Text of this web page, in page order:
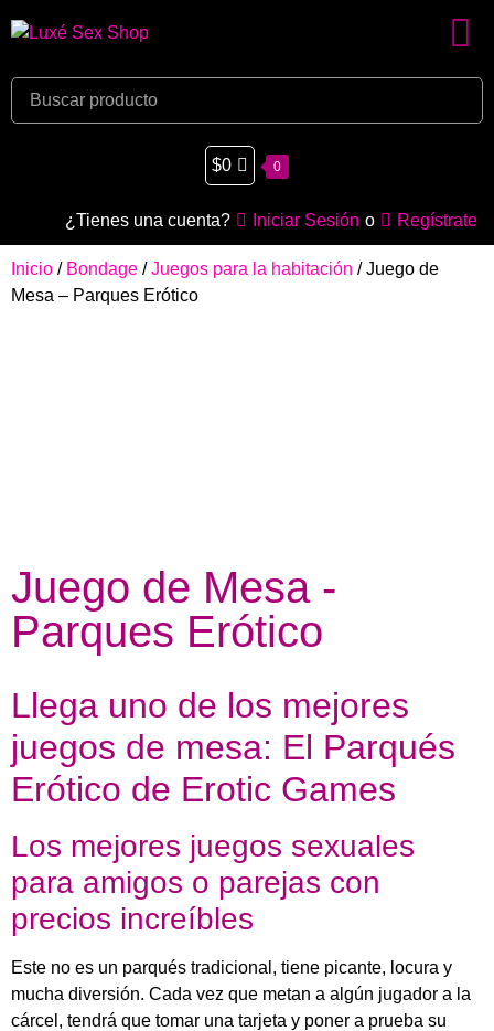
$0 0
¿Tienes una cuenta? Iniciar Sesión o Regístrate
Inicio / Bondage /Juegos para la habitación / Juego de
Mesa – Parques Erótico
Juego de Mesa -
Parques Erótico
Llega uno de los mejores
juegos de mesa: El Parqués
Erótico de Erotic Games
Los mejores juegos sexuales
para amigos o parejas con
precios increíbles
Este no es un parqués tradicional, tiene picante, locura y
mucha diversión. Cada vez que metan a algún jugador a la
cárcel, tendrá que tomar una tarjeta y poner a prueba su